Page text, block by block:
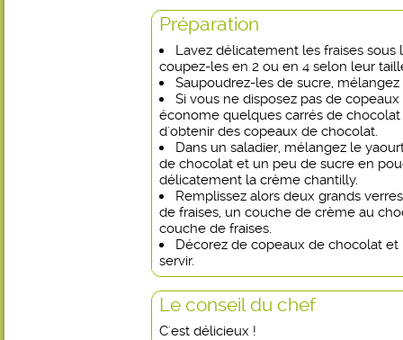
Préparation
Lavez délicatement les fraises sous
coupez-les en 2 ou en 4 selon leur
Saupoudrez-les de sucre, mélangez
Si vous ne disposez pas de
économe quelques carrés de
d'obtenir des copeaux de chocolat.
Dans un saladier, mélangez le
de chocolat et un peu de sucre en
délicatement la crème chantilly.
Remplissez alors deux grands
de fraises, un couche de crème au
couche de fraises.
Décorez de copeaux de chocolat et
servir.
Le conseil du chef
C'est délicieux !